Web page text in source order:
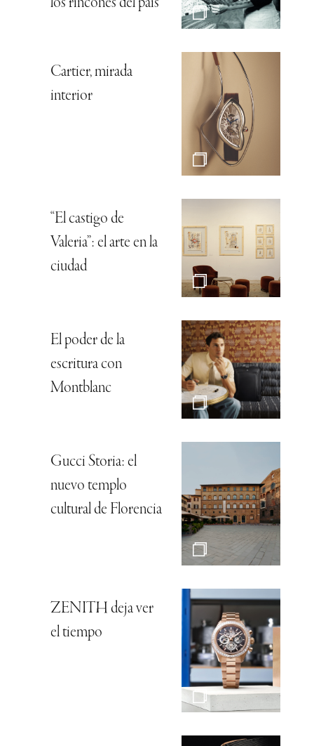
los rincones del país
Cartier, mirada
interior
“El castigo de
Valeria”: el arte en la
ciudad
El poder de la
escritura con
Montblanc
Gucci Storia: el
nuevo templo
cultural de Florencia
ZENITH deja ver
el tiempo